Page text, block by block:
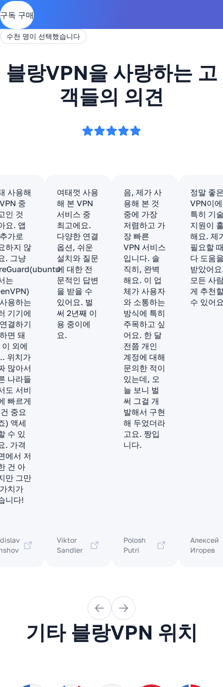
구독 구매
수천 명이 선택했습니다
블랑VPN을 사랑하는 고
객들의 의견
사용해
중
인 것
요. 앱
가로
하지 않
. 그냥
는
용하는
기기에
결하기
면 돼
외에
위치가
많아서
나라들
도 서비
빠르게
중요
) 액세
수 있
. 가격
에서 저
건 아
만 그만
치가
니다!
여태껏 사용
해 본 VPN
서비스 중
최고에요.
다양한 연결
옵션, 쉬운
설치와 질문
에 대한 전
문적인 답변
을 받을 수
있어요. 벌
써 2년째 이
용 중이에
요.
Viktor
Sandler
음, 제가 사
용해 본 것
중에 가장
저렴하고 가
장 빠른
VPN 서비스
입니다. 솔
직히, 완벽
해요. 이 업
체가 사용자
와 소통하는
방식에 특히
주목하고 싶
어요. 한 달
전쯤 개인
계정에 대해
문의한 적이
있는데, 오
늘 보니 벌
써 그걸 개
발해서 구현
해 두었더라
고요. 짱입
니다.
Polosh
Putri
정말 좋
VPN이
특히 기
지원이
해요. 제
필요할
다 도움
받았어
모든 사
게 추천
수 있어
Алексей
Игорев
기타 블랑VPN 위치